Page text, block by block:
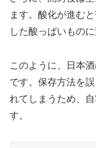
ます。酸化が進む
した酸っぱいもの
このように、日本
です。保存方法を
れてしまうため、
す。